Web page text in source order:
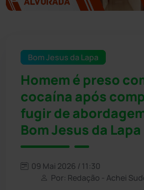
Bom Jesus da Lapa
Homem é preso
cocaína após
fugir de
Bom Jesus da Lapa
09 Mai 2026 / 11:30
Por: Redação - Achei